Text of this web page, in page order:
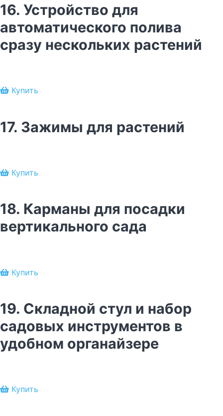
16. Устройство для
автоматического полива
сразу нескольких растений
Купить
17. Зажимы для растений
Купить
18. Карманы для посадки
вертикального сада
Купить
19. Складной стул и набор
садовых инструментов в
удобном органайзере
Купить